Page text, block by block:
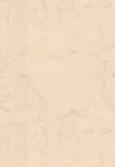
mir hinziehe,
mit Uhr
Zeit